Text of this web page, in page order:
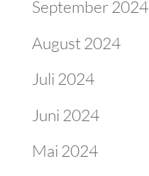
September 2024
August 2024
Juli 2024
Juni 2024
Mai 2024